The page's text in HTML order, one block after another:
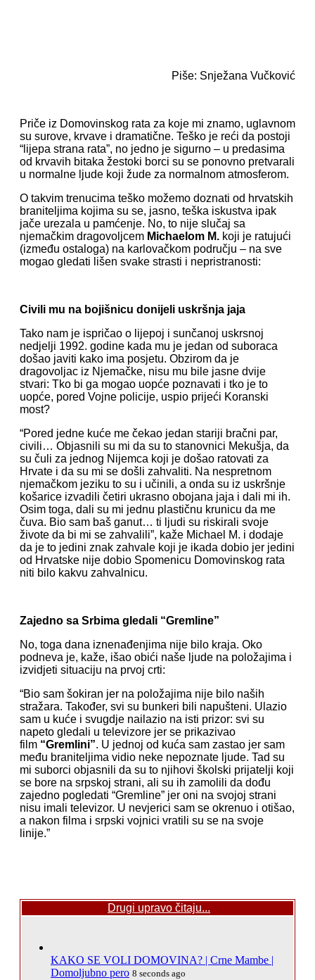
Piše: Snježana Vučković
Priče iz Domovinskog rata za koje mi znamo, uglavnom
su surove, krvave i dramatične. Teško je reći da postoji
“lijepa strana rata”, no jedno je sigurno – u predasima
od krvavih bitaka žestoki borci su se ponovno pretvarali
u normalne ljude koji žude za normalnom atmosferom.
O takvim trenucima teško možemo doznati od hrvatskih
braniteljima kojima su se, jasno, teška iskustva ipak
jače urezala u pamćenje. No, to nije slučaj sa
njemačkim dragovoljcem Michaelom M. koji je ratujući
(između ostaloga) na karlovačkom području – na sve
mogao gledati lišen svake strasti i nepristranosti:
Civili mu na bojišnicu donijeli uskršnja jaja
Tako nam je ispričao o lijepoj i sunčanoj uskrsnoj
nedjelji 1992. godine kada mu je jedan od suboraca
došao javiti kako ima posjetu. Obzirom da je
dragovoljac iz Njemačke, nisu mu bile jasne dvije
stvari: Tko bi ga mogao uopće poznavati i tko je to
uopće, pored Vojne policije, uspio prijeći Koranski
most?
“Pored jedne kuće me čekao jedan stariji bračni par,
civili… Objasnili su mi da su to stanovnici Mekušja, da
su čuli za jednog Nijemca koji je došao ratovati za
Hrvate i da su mi se došli zahvaliti. Na nespretnom
njemačkom jeziku to su i učinili, a onda su iz uskršnje
košarice izvadili četiri ukrasno obojana jaja i dali mi ih.
Osim toga, dali su mi jednu plastičnu krunicu da me
čuva. Bio sam baš ganut… ti ljudi su riskirali svoje
živote da bi mi se zahvalili”, kaže Michael M. i dodaje
da je to jedini znak zahvale koji je ikada dobio jer jedini
od Hrvatske nije dobio Spomenicu Domovinskog rata
niti bilo kakvu zahvalnicu.
Zajedno sa Srbima gledali “Gremline”
No, toga dana iznenađenjima nije bilo kraja. Oko
podneva je, kaže, išao obići naše ljude na položajima i
izvidjeti situaciju na prvoj crti:
“Bio sam šokiran jer na položajima nije bilo naših
stražara. Također, svi su bunkeri bili napušteni. Ulazio
sam u kuće i svugdje nailazio na isti prizor: svi su
napeto gledali u televizore jer se prikazivao
film “Gremlini”. U jednoj od kuća sam zastao jer sam
među braniteljima vidio neke nepoznate ljude. Tad su
mi suborci objasnili da su to njihovi školski prijatelji koji
se bore na srpskoj strani, ali su ih zamolili da dođu
zajedno pogledati “Gremline” jer oni na svojoj strani
nisu imali televizor. U nevjerici sam se okrenuo i otišao,
a nakon filma i srpski vojnici vratili su se na svoje
linije.”
Drugi upravo čitaju...
KAKO SE VOLI DOMOVINA? | Crne Mambe |
Domoljubno pero 8 seconds ago